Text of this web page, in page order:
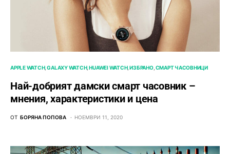
APPLE WATCH GALAXY WATCH HUAWEI WATCH ИЗБРАНО СМАРТ ЧАСОВНИЦИ
Най-добрият дамски смарт часовник –
мнения, характеристики и цена
ОТ БОРЯНА ПОПОВА НОЕМВРИ 11, 2020